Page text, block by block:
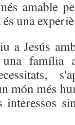
amable
una
a Jesús
família
món més
interessos